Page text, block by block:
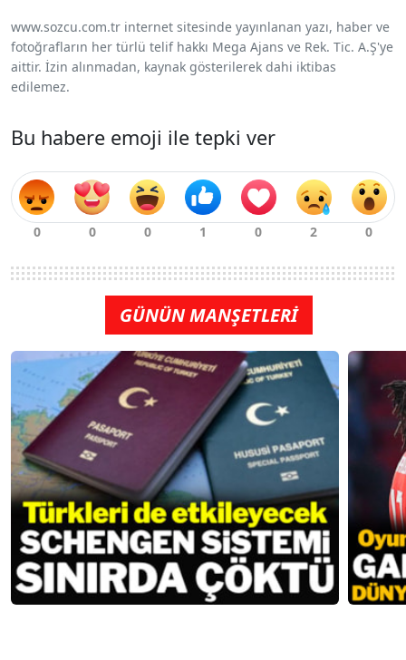
www.sozcu.com.tr internet sitesinde yayınlanan yazı, haber ve
fotoğrafların her türlü telif hakkı Mega Ajans ve Rek. Tic. A.Ş'ye
aittir. İzin alınmadan, kaynak gösterilerek dahi iktibas
edilemez.
Bu habere emoji ile tepki ver
GÜNÜN MANŞETLERİ